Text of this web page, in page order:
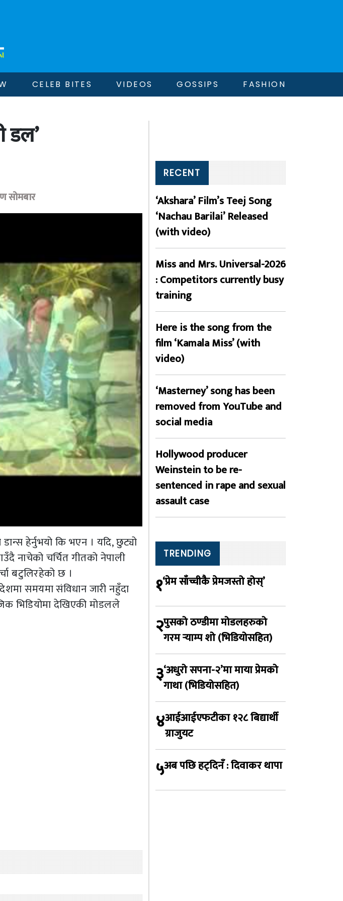
CELEB BITES VIDEOS GOSSIPS FASHION
डल’
सोमबार
डान्स हेर्नुभयो कि भएन । यदि, छुट्यो
नाचेको चर्चित गीतको नेपाली
बटुलिरहेको छ ।
समयमा संविधान जारी नहुँदा
भिडियोमा देखिएकी मोडलले
RECENT
‘Akshara’ Film’s Teej Song
‘Nachau Barilai’ Released
(with video)
Miss and Mrs. Universal-2026
: Competitors currently busy
training
Here is the song from the
film ‘Kamala Miss’ (with
video)
‘Masterney’ song has been
removed from YouTube and
social media
Hollywood producer
Weinstein to be re-
sentenced in rape and sexual
assault case
TRENDING
१‘प्रेम साँच्चीकै प्रेमजस्तो होस्’
२पुसको ठण्डीमा मोडलहरुको
गरम र्‍याम्प शो (भिडियोसहित)
३‘अधुरो सपना-२’मा माया प्रेमको
गाथा (भिडियोसहित)
४आईआईएफटीका १२८ बिद्यार्थी
ग्राजुयट
५अब पछि हट्दिनँ : दिवाकर थापा